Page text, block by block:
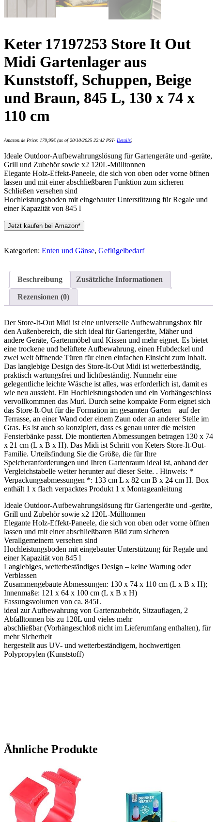
Keter 17197253 Store It Out
Midi Gartenlager aus
Kunststoff, Schuppen, Beige
und Braun, 845 L, 130 x 74 x
110 cm
Amazon.de Price: 179,95€(as of 20/10/2025 22:42 PST- Details)
Ideale Outdoor-Aufbewahrungslösung für Gartengeräte und -geräte,
Grill und Zubehör sowie x2 120L-Mülltonnen
Elegante Holz-Effekt-Paneele, die sich von oben oder vorne öffnen
lassen und mit einer abschließbaren Funktion zum sicheren
Schließen versehen sind
Hochleistungsboden mit eingebauter Unterstützung für Regale und
einer Kapazität von 845 l
Jetzt kaufen bei Amazon*
Kategorien: Enten und Gänse, Geflügelbedarf
Beschreibung Zusätzliche Informationen
Rezensionen (0)
Der Store-It-Out Midi ist eine universelle Aufbewahrungsbox für
den Außenbereich, die sich ideal für Gartengeräte, Mäher und
andere Geräte, Gartenmöbel und Kissen und mehr eignet. Es bietet
eine trockene und belüftete Aufbewahrung, einen Hubdeckel und
zwei weit öffnende Türen für einen einfachen Einsicht zum Inhalt.
Das langlebige Design des Store-It-Out Midi ist wetterbeständig,
praktisch wartungsfrei und lichtbeständig. Nunmehr eine
gelegentliche leichte Wäsche ist alles, was erforderlich ist, damit es
wie neu aussieht. Ein Hochleistungsboden und ein Vorhängeschloss
vervollkommnen das Murl. Durch seine kompakte Form eignet sich
das Store-It-Out für die Formation im gesamten Garten – auf der
Terrasse, an einer Wand oder einem Zaun oder an anderer Stelle im
Gras. Es ist auch so konzipiert, dass es genau unter die meisten
Fensterbänke passt. Die montierten Abmessungen betragen 130 x 74
x 21 cm (L x B x H). Das Midi ist Schritt von Keters Store-It-Out-
Familie. Urteilsfindung Sie die Größe, die für Ihre
Speicheranforderungen und Ihren Gartenraum ideal ist, anhand der
Vergleichstabelle weiter herunter auf dieser Seite. . Hinweis: *
Verpackungsabmessungen *: 133 cm L x 82 cm B x 24 cm H. Box
enthält 1 x flach verpacktes Produkt 1 x Montageanleitung
Ideale Outdoor-Aufbewahrungslösung für Gartengeräte und -geräte,
Grill und Zubehör sowie x2 120L-Mülltonnen
Elegante Holz-Effekt-Paneele, die sich von oben oder vorne öffnen
lassen und mit einer abschließbaren Bild zum sicheren
Verallgemeinern versehen sind
Hochleistungsboden mit eingebauter Unterstützung für Regale und
einer Kapazität von 845 l
Langlebiges, wetterbeständiges Design – keine Wartung oder
Verblassen
Zusammengebaute Abmessungen: 130 x 74 x 110 cm (L x B x H);
Innenmaße: 121 x 64 x 100 cm (L x B x H)
Fassungsvolumen von ca. 845L
ideal zur Aufbewahrung von Gartenzubehör, Sitzauflagen, 2
Abfalltonnen bis zu 120L und vieles mehr
abschließbar (Vorhängeschloß nicht im Lieferumfang enthalten), für
mehr Sicherheit
hergestellt aus UV- und wetterbeständigem, hochwertigen
Polypropylen (Kunststoff)
Ähnliche Produkte